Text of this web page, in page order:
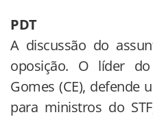
PDT
A discussão do
oposição. O líder
Gomes (CE), defende
para ministros do